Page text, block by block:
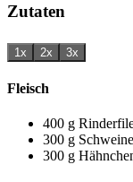
Zutaten
1x 2x 3x
Fleisch
400 g
300 g
300 g